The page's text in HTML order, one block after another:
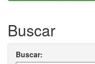
Buscar
Buscar: